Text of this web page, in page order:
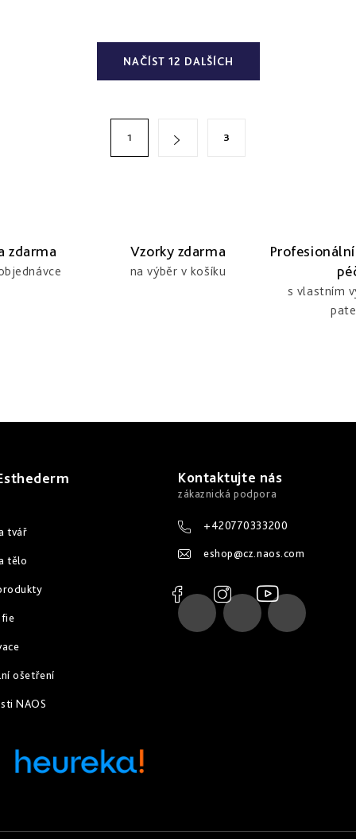
NAČÍST 12 DALŠÍCH
1 3
zdarma Vzorky zdarma
na výběr v košíku
s vlastním
tvář
tělo
ošetření
NAOS
Kontaktujte nás
+420770333200
eshop@cz.naos.com